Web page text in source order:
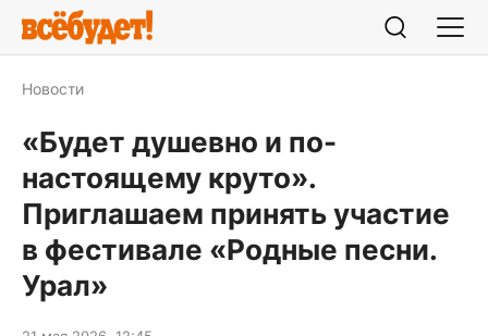
Новости
«Будет душевно и по-
настоящему круто».
Приглашаем принять участие
в фестивале «Родные песни.
Урал»